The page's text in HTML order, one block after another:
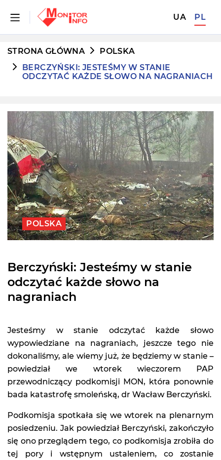
UA PL
STRONA GŁÓWNA
POLSKA
BERCZYŃSKI: JESTEŚMY W STANIE
ODCZYTAĆ KAŻDE SŁOWO NA NAGRANIACH
POLSKA
Berczyński: Jesteśmy w stanie
odczytać każde słowo na
nagraniach
Jesteśmy w stanie odczytać każde słowo
wypowiedziane na nagraniach, jeszcze tego nie
dokonaliśmy, ale wiemy już, że będziemy w stanie –
powiedział we wtorek wieczorem PAP
przewodniczący podkomisji MON, która ponownie
bada katastrofę smoleńską, dr Wacław Berczyński.
Podkomisja spotkała się we wtorek na plenarnym
posiedzeniu. Jak powiedział Berczyński, zakończyło
się ono przeglądem tego, co podkomisja zrobiła do
tej pory i wstępnym ustaleniem, co zostanie